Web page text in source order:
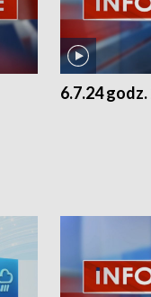
6.7.24 godz.